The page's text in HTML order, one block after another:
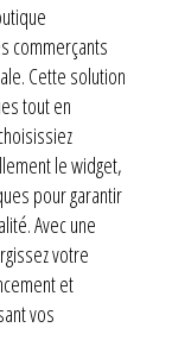
commerçants
Cette solution
tout en
le widget,
pour garantir
Avec une
votre
et
vos